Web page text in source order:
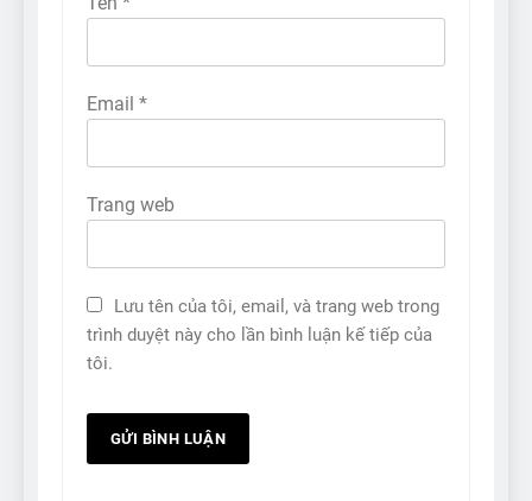
Email *
Trang web
Lưu tên của tôi, email, và trang web trong
trình duyệt này cho lần bình luận kế tiếp của
tôi.